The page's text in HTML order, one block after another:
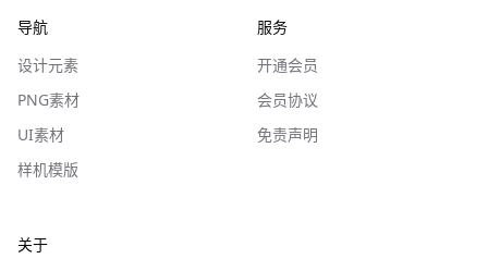
导航
设计元素
PNG素材
UI素材
样机模版
服务
开通会员
会员协议
免责声明
关于